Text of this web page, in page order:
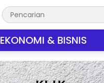
EKONOMI & BISNIS